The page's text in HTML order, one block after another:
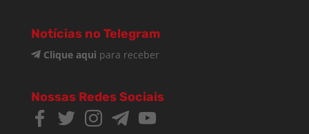
Notícias no Telegram
Clique aqui para receber
Nossas Redes Sociais